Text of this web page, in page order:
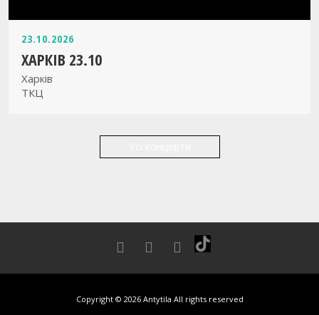
23.10.2026
ХАРКІВ 23.10
Харків
ТКЦ
Copyright © 2026 Antytila All rights reserved